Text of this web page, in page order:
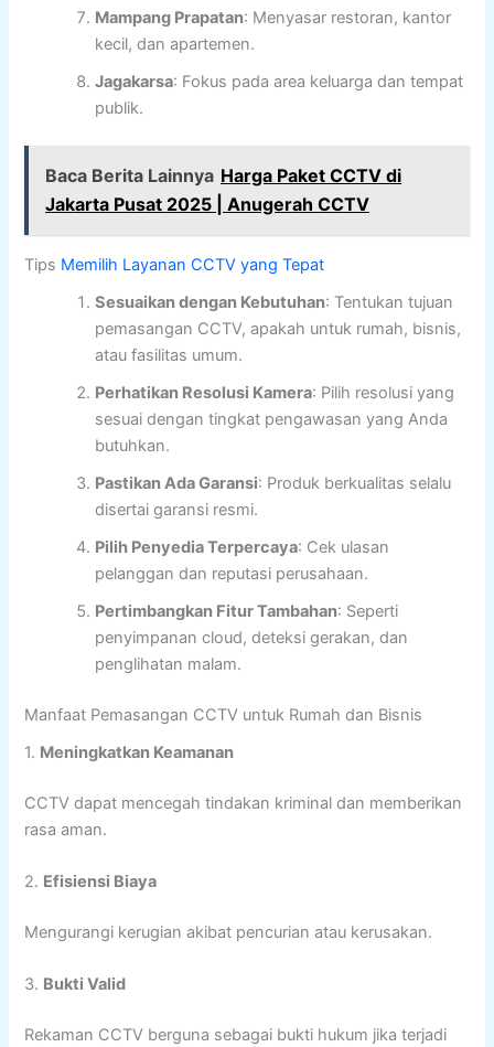
Mampang Prapatan: Menyasar restoran, kantor
kecil, dan apartemen.
Jagakarsa: Fokus pada area keluarga dan tempat
publik.
Baca Berita Lainnya Harga Paket CCTV di
Jakarta Pusat 2025 | Anugerah CCTV
Tips Memilih Layanan CCTV yang Tepat
Sesuaikan dengan Kebutuhan: Tentukan tujuan
pemasangan CCTV, apakah untuk rumah, bisnis,
atau fasilitas umum.
Perhatikan Resolusi Kamera: Pilih resolusi yang
sesuai dengan tingkat pengawasan yang Anda
butuhkan.
Pastikan Ada Garansi: Produk berkualitas selalu
disertai garansi resmi.
Pilih Penyedia Terpercaya: Cek ulasan
pelanggan dan reputasi perusahaan.
Pertimbangkan Fitur Tambahan: Seperti
penyimpanan cloud, deteksi gerakan, dan
penglihatan malam.
Manfaat Pemasangan CCTV untuk Rumah dan Bisnis
1. Meningkatkan Keamanan
CCTV dapat mencegah tindakan kriminal dan memberikan
rasa aman.
2. Efisiensi Biaya
Mengurangi kerugian akibat pencurian atau kerusakan.
3. Bukti Valid
Rekaman CCTV berguna sebagai bukti hukum jika terjadi